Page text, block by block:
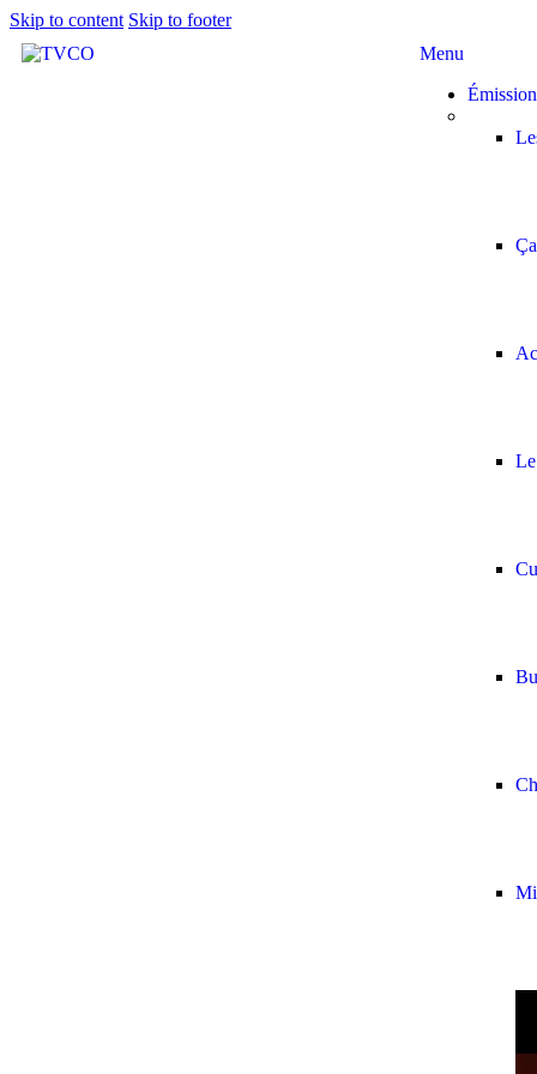
Skip to content Skip to footer
Menu